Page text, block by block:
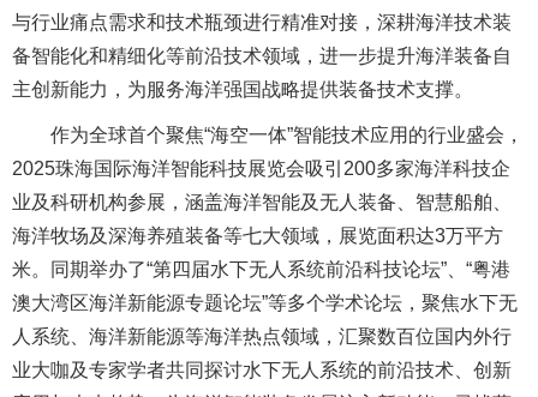
与行业痛点需求和技术瓶颈进行精准对接，深耕海洋技术装
备智能化和精细化等前沿技术领域，进一步提升海洋装备自
主创新能力，为服务海洋强国战略提供装备技术支撑。
作为全球首个聚焦“海空一体”智能技术应用的行业盛会，
2025珠海国际海洋智能科技展览会吸引200多家海洋科技企
业及科研机构参展，涵盖海洋智能及无人装备、智慧船舶、
海洋牧场及深海养殖装备等七大领域，展览面积达3万平方
米。同期举办了“第四届水下无人系统前沿科技论坛”、“粤港
澳大湾区海洋新能源专题论坛”等多个学术论坛，聚焦水下无
人系统、海洋新能源等海洋热点领域，汇聚数百位国内外行
业大咖及专家学者共同探讨水下无人系统的前沿技术、创新